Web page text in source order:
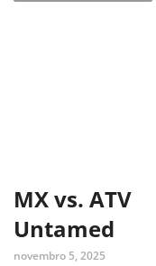
MX vs. ATV
Untamed
novembro 5, 2025